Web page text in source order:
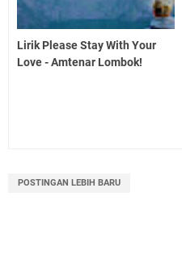
Lirik Please Stay With Your
Love - Amtenar Lombok!
POSTINGAN LEBIH BARU